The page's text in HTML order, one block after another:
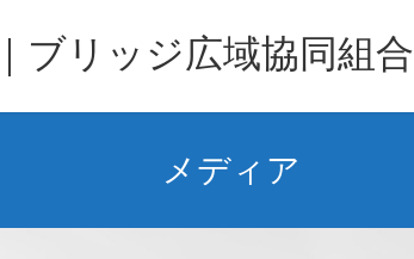
ブリッジ広域協同組合
メディア